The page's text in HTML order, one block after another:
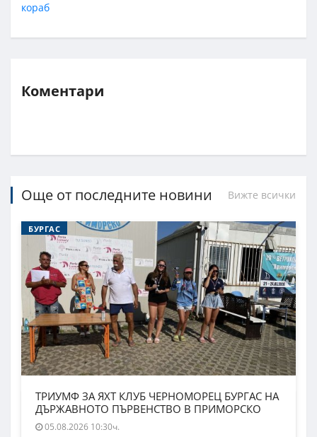
кораб
Коментари
Още от последните новини Вижте всички
БУРГАС
ТРИУМФ ЗА ЯХТ КЛУБ ЧЕРНОМОРЕЦ БУРГАС НА
ДЪРЖАВНОТО ПЪРВЕНСТВО В ПРИМОРСКО
05.08.2026 10:30ч.